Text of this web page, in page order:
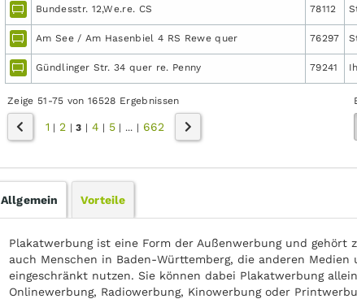
Bundesstr. 12,We.re. CS 78112
Am See / Am Hasenbiel 4 RS Rewe quer 76297
Gündlinger Str. 34 quer re. Penny 79241
Zeige 51-75 von 16528 Ergebnissen
1 | 2 |3 | 4 | 5| ... | 662
Allgemein Vorteile
Plakatwerbung ist eine Form der Außenwerbung und
auch Menschen in Baden-Württemberg, die anderen
eingeschränkt nutzen. Sie können dabei Plakatwerbung
Onlinewerbung, Radiowerbung, Kinowerbung oder